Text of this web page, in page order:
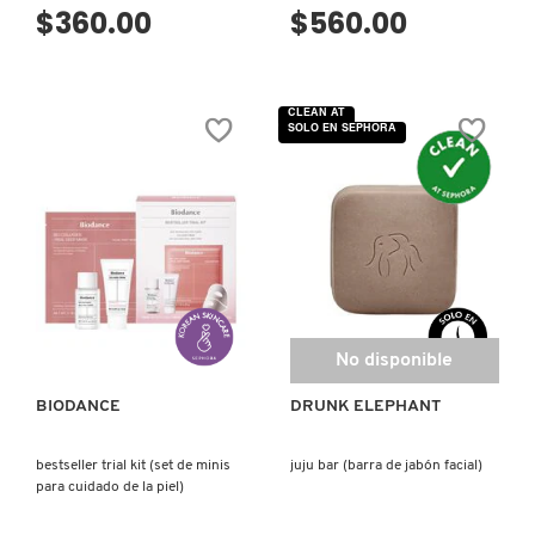
$360.00 $560.00
VISTA RÁPIDA
BIODANCE
bestseller trial kit (set de minis
para cuidado de la piel)
No disponible
DRUNK ELEPHANT
juju bar (barra de jabón facial)
CLEAN AT
SOLO EN SEPHORA